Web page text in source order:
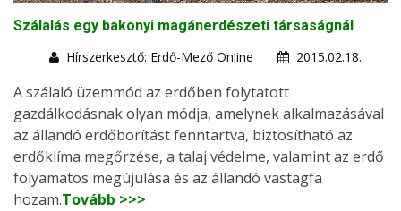
Szálalás egy bakonyi magánerdészeti társaságnál
Hírszerkesztő: Erdő-Mező Online
2015.02.18.
A szálaló üzemmód az erdőben folytatott
gazdálkodásnak olyan módja, amelynek alkalmazásával
az állandó erdőborítást fenntartva, biztosítható az
erdőklíma megőrzése, a talaj védelme, valamint az erdő
folyamatos megújulása és az állandó vastagfa
hozam.Tovább >>>